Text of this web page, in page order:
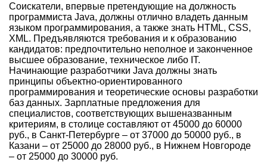
Соискатели, впервые претендующие на должность
программиста Java, должны отлично владеть данным
языком программирования, а также знать HTML, CSS,
XML. Предъявляются требования и к образованию
кандидатов: предпочтительно неполное и законченное
высшее образование, техническое либо IT.
Начинающие разработчики Java должны знать
принципы объектно-ориентированного
программирования и теоретические основы разработки
баз данных. Зарплатные предложения для
специалистов, соответствующих вышеназванным
критериям, в столице составляют от 45000 до 60000
руб., в Санкт-Петербурге – от 37000 до 50000 руб., в
Казани – от 25000 до 28000 руб., в Нижнем Новгороде
– от 25000 до 30000 руб.